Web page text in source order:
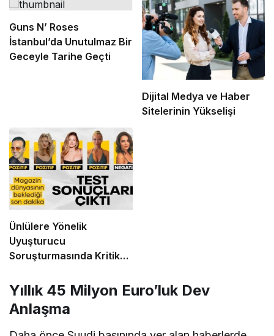
Guns N’ Roses
İstanbul’da Unutulmaz Bir
Geceyle Tarihe Geçti
Dijital Medya ve Haber
Sitelerinin Yükselişi
Ünlülere Yönelik
Uyuşturucu
Soruşturmasında Kritik
Açıklandı
Yıllık 45 Milyon Euro’luk Dev
Anlaşma